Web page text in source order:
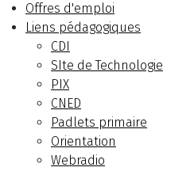
Offres d'emploi
Liens pédagogiques
CDI
SIte de Technologie
PIX
CNED
Padlets primaire
Orientation
Webradio